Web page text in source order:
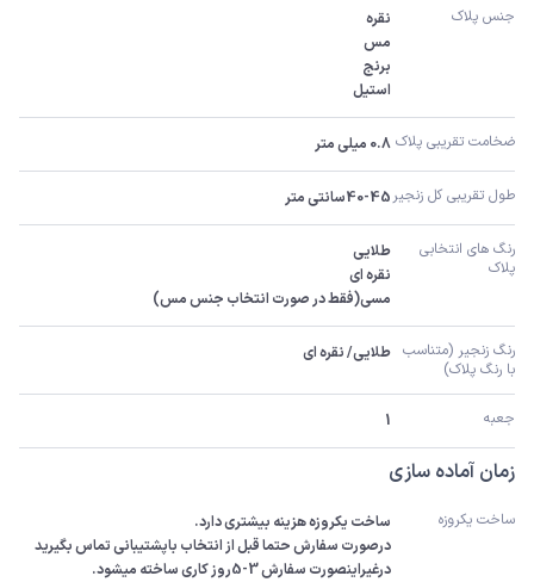
جنس پلاک
استیل
ضخامت تقریبی پلاک 0.8 میلی متر
طول تقریبی کل زنجیر 40-45سانتی متر
پلاک
مسی(فقط در صورت انتخاب جنس مس)
با رنگ پلاک)
طلایی/ نقره ای
جعبه 1
زمان آماده سازی
ساخت یکروزه
درغیراینصورت سفارش 3-5روز کاری ساخته میشود.